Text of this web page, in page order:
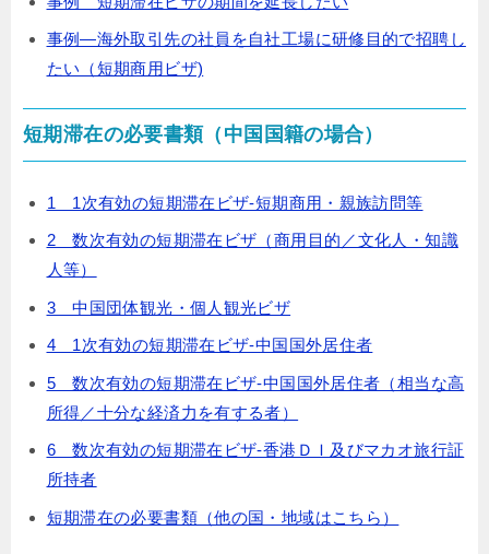
事例―海外取引先の社員を自社工場に研修目的で招聘し
たい（短期商用ビザ)
短期滞在の必要書類（中国国籍の場合）
1 1次有効の短期滞在ビザ-短期商用・親族訪問等
2 数次有効の短期滞在ビザ（商用目的／文化人・知識
人等）
3 中国団体観光・個人観光ビザ
4 1次有効の短期滞在ビザ-中国国外居住者
5 数次有効の短期滞在ビザ-中国国外居住者（相当な高
所得／十分な経済力を有する者）
6 数次有効の短期滞在ビザ-香港ＤＩ及びマカオ旅行証
所持者
短期滞在の必要書類（他の国・地域はこちら）